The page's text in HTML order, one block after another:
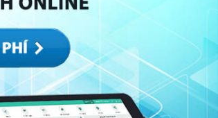
(CURRENT) BÁO GIÁ
Mục khác Quản trị Về Abit